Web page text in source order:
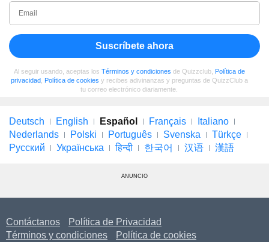
Suscríbete ahora
Al seguir usando, aceptas los Términos y condiciones de Quizzclub, Política de
privacidad, Política de cookies y recibes adivinanzas y preguntas de QuizzClub a
tu correo electrónico diariamente.
Deutsch English Español Français
Italiano
Nederlands
Polski Português Svenska
Türkçe
Русский
Українська हिन्दी 한국어 汉语 漢語
ANUNCIO
Contáctanos
Política de Privacidad
Términos y condiciones
Política de cookies